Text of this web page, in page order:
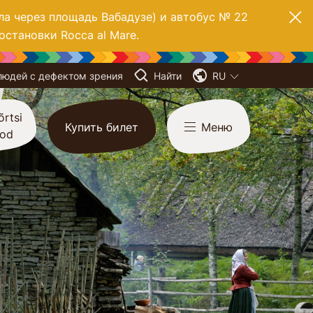
через площадь Вабадузе) и автобус № 22
Rocca al Mare.
с дефектом зрения Найти RU
Купить билет Меню
с хутора
цели
наука и
наследие